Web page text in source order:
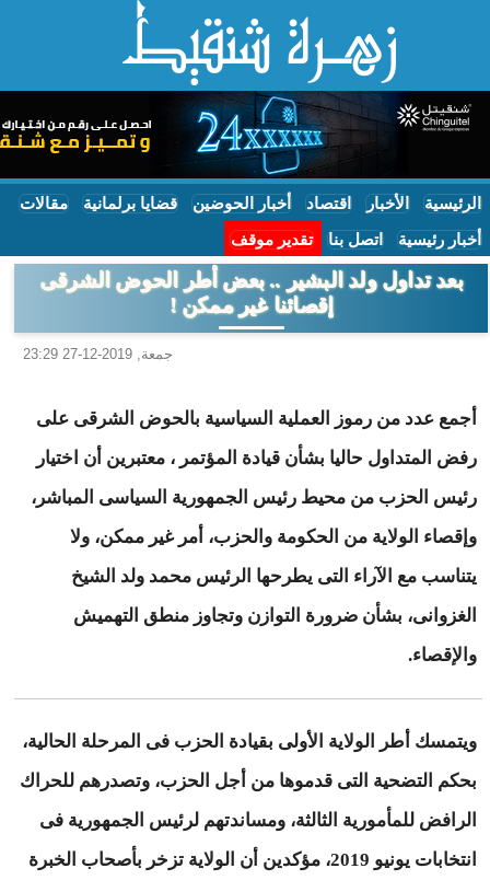
الرئيسية الأخبار اقتصاد أخبار الحوضين قضايا برلمانية مقالات
أخبار رئيسية اتصل بنا تقدير موقف
بعد تداول ولد البشير .. بعض أطر الحوض الشرقى
إقصائنا غير ممكن !
جمعة, 2019-12-27 23:29
أجمع عدد من رموز العملية السياسية بالحوض الشرقى على
رفض المتداول حاليا بشأن قيادة المؤتمر ، معتبرين أن اختيار
رئيس الحزب من محيط رئيس الجمهورية السياسى المباشر،
وإقصاء الولاية من الحكومة والحزب، أمر غير ممكن، ولا
يتناسب مع الآراء التى يطرحها الرئيس محمد ولد الشيخ
الغزوانى، بشأن ضرورة التوازن وتجاوز منطق التهميش
والإقصاء.
ويتمسك أطر الولاية الأولى بقيادة الحزب فى المرحلة الحالية،
بحكم التضحية التى قدموها من أجل الحزب، وتصدرهم للحراك
الرافض للمأمورية الثالثة، ومساندتهم لرئيس الجمهورية فى
انتخابات يونيو 2019، مؤكدين أن الولاية تزخر بأصحاب الخبرة